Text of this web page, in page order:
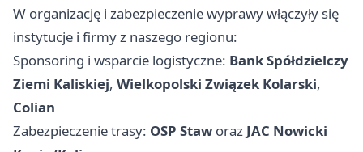
W organizację i zabezpieczenie wyprawy włączyły się
instytucje i firmy z naszego regionu:
Sponsoring i wsparcie logistyczne: Bank Spółdzielczy
Ziemi Kaliskiej, Wielkopolski Związek Kolarski,
Colian
Zabezpieczenie trasy: OSP Staw oraz JAC Nowicki